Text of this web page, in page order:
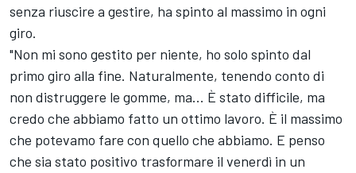
senza riuscire a gestire, ha spinto al massimo in ogni
giro.
"Non mi sono gestito per niente, ho solo spinto dal
primo giro alla fine. Naturalmente, tenendo conto di
non distruggere le gomme, ma... È stato difficile, ma
credo che abbiamo fatto un ottimo lavoro. È il massimo
che potevamo fare con quello che abbiamo. E penso
che sia stato positivo trasformare il venerdì in un